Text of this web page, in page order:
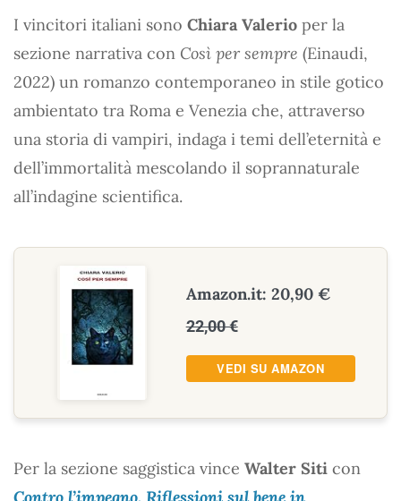
I vincitori italiani sono Chiara Valerio per la
sezione narrativa con Così per sempre (Einaudi,
2022) un romanzo contemporaneo in stile gotico
ambientato tra Roma e Venezia che, attraverso
una storia di vampiri, indaga i temi dell’eternità e
dell’immortalità mescolando il soprannaturale
all’indagine scientifica.
Amazon.it: 20,90 €
22,00 €
VEDI SU AMAZON
Per la sezione saggistica vince Walter Siti con
Contro l’impegno. Riflessioni sul bene in